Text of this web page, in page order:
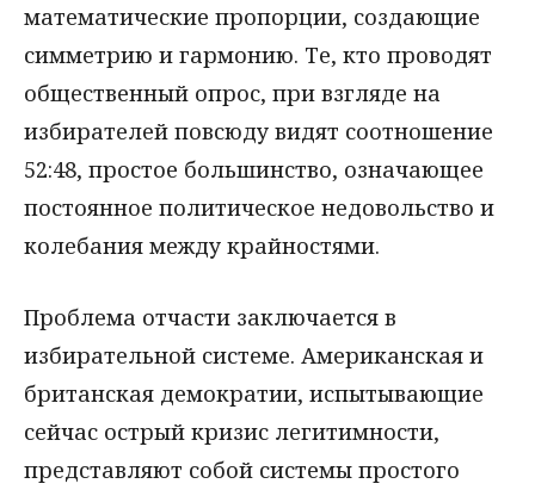
математические пропорции, создающие
симметрию и гармонию. Те, кто проводят
общественный опрос, при взгляде на
избирателей повсюду видят соотношение
52:48, простое большинство, означающее
постоянное политическое недовольство и
колебания между крайностями.
Проблема отчасти заключается в
избирательной системе. Американская и
британская демократии, испытывающие
сейчас острый кризис легитимности,
представляют собой системы простого